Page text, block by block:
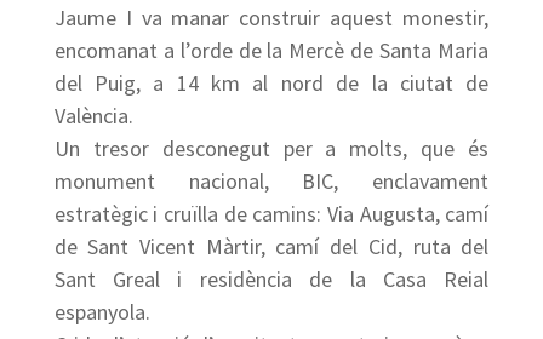
Jaume I va manar construir aquest monestir,
encomanat a l’orde de la Mercè de Santa Maria
del Puig, a 14 km al nord de la ciutat de
València.
Un tresor desconegut per a molts, que és
monument nacional, BIC, enclavament
estratègic i cruïlla de camins: Via Augusta, camí
de Sant Vicent Màrtir, camí del Cid, ruta del
Sant Greal i residència de la Casa Reial
espanyola.